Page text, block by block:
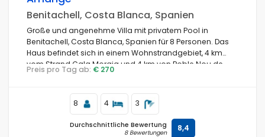
Benitachell, Costa Blanca, Spanien
Große und angenehme Villa mit privatem Pool in
Benitachell, Costa Blanca, Spanien für 8 Personen. Das
Haus befindet sich in einem Wohnstrandgebiet, 4 km
vom Strand Cala Moraig und 4 km von Poble Nou de
Benitachell entfernt.
Preis pro Tag ab: € 270
8 4 3
Durchschnittliche Bewertung
8 Bewertungen 8,4